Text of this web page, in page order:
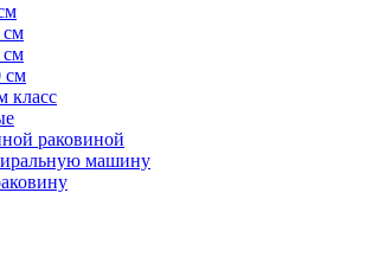
см
см
см
класс
раковиной
машину